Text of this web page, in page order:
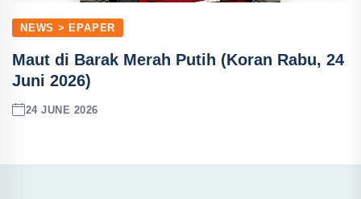
NEWS > EPAPER
Maut di Barak Merah Putih (Koran Rabu, 24
Juni 2026)
24 JUNE 2026